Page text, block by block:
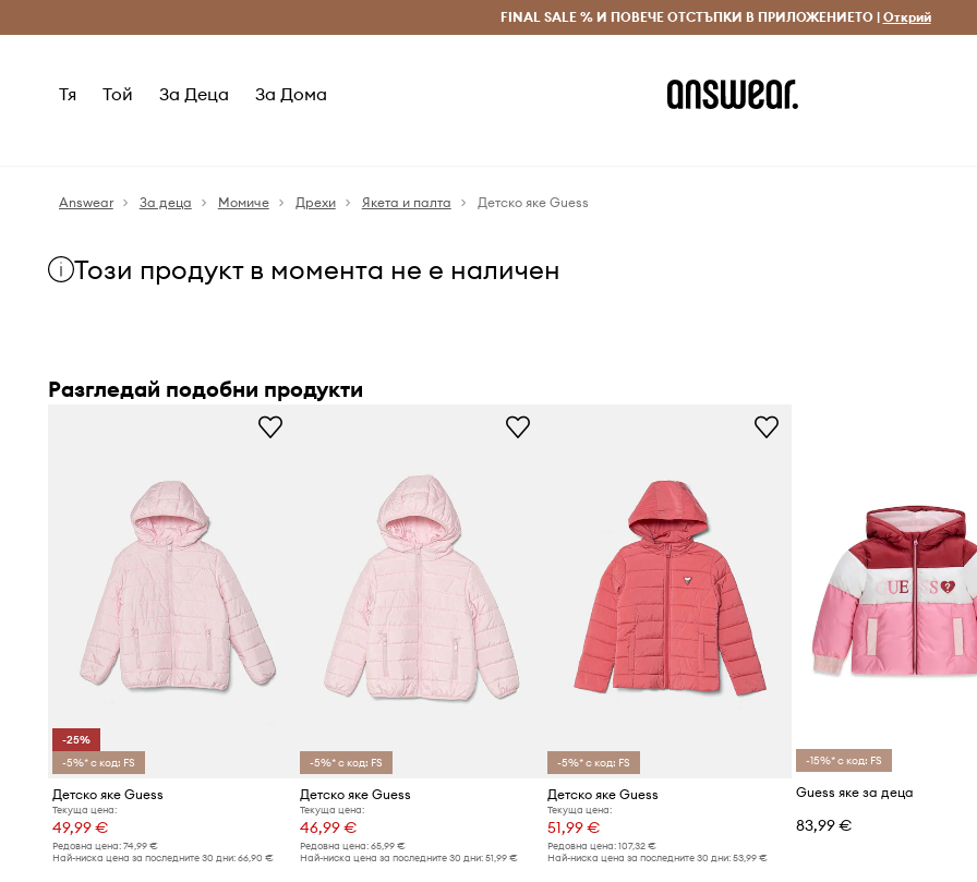
Безплатни доставка и връщане за поръчки над 70 EUR Доставка 1-5 дни
FINAL SALE % И ПОВЕЧЕ ОТСТЪПКИ В ПРИЛОЖЕНИЕТО | Открий
Тя Той За Деца За Дома
Answear За деца Момиче Дрехи Якета и палта Детско яке Guess
Този продукт в момента не е наличен
Разгледай подобни продукти
-25%
-5%* с код: FS
Детско яке Guess
Текуща цена:
49,99 €
Редовна цена: 74,99 €
Най-ниска цена за последните 30 дни: 66,90 €
-5%* с код: FS
Детско яке Guess
Текуща цена:
46,99 €
Редовна цена:65,99 €
Най-ниска цена за последните 30 дни:51,99 €
-5%* с код: FS
Детско яке Guess
Текуща цена:
51,99 €
Редовна цена: 107,32 €
Най-ниска цена за последните 30 дни: 53,99 €
-15%* с код: FS
Guess яке за деца
83,99 €